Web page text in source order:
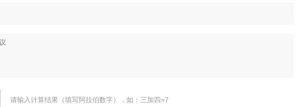
请输入计算结果（填写阿拉伯数字），如：三加四=7